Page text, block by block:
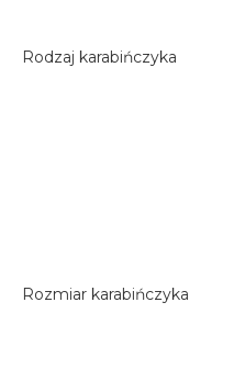
Rodzaj karabińczyka
Rozmiar karabińczyka